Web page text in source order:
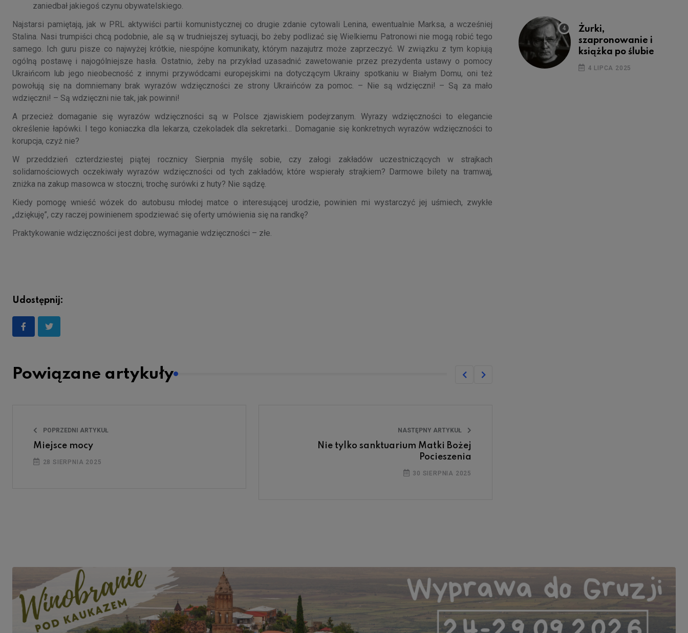
zaniedbał jakiegoś czynu obywatelskiego.
Najstarsi pamiętają, jak w PRL aktywiści partii komunistycznej co drugie zdanie cytowali Lenina, ewentualnie Marksa, a wcześniej
Stalina. Nasi trumpiści chcą podobnie, ale są w trudniejszej sytuacji, bo żeby podlizać się Wielkiemu Patronowi nie mogą robić tego
samego. Ich guru pisze co najwyżej krótkie, niespójne komunikaty, którym nazajutrz może zaprzeczyć. W związku z tym kopiują
ogólną postawę i najogólniejsze hasła. Ostatnio, żeby na przykład uzasadnić zawetowanie przez prezydenta ustawy o pomocy
Ukraińcom lub jego nieobecność z innymi przywódcami europejskimi na dotyczącym Ukrainy spotkaniu w Białym Domu, oni też
powołują się na domniemany brak wyrazów wdzięczności ze strony Ukraińców za pomoc. – Nie są wdzięczni! – Są za mało
wdzięczni! – Są wdzięczni nie tak, jak powinni!
A przecież domaganie się wyrazów wdzięczności są w Polsce zjawiskiem podejrzanym. Wyrazy wdzięczności to elegancie
określenie łapówki. I tego koniaczka dla lekarza, czekoladek dla sekretarki… Domaganie się konkretnych wyrazów wdzięczności to
korupcja, czyż nie?
W przeddzień czterdziestej piątej rocznicy Sierpnia myślę sobie, czy załogi zakładów uczestniczących w strajkach
solidarnościowych oczekiwały wyrazów wdzięczności od tych zakładów, które wspierały strajkiem? Darmowe bilety na tramwaj,
zniżka na zakup masowca w stoczni, trochę surówki z huty? Nie sądzę.
Kiedy pomogę wnieść wózek do autobusu młodej matce o interesującej urodzie, powinien mi wystarczyć jej uśmiech, zwykłe
„dziękuję”, czy raczej powinienem spodziewać się oferty umówienia się na randkę?
Praktykowanie wdzięczności jest dobre, wymaganie wdzięczności – złe.
Udostępnij:
Powiązane artykuły
POPRZEDNI ARTYKUŁ
Miejsce mocy
28 SIERPNIA 2025
NASTĘPNY ARTYKUŁ
Nie tylko sanktuarium Matki Bożej
Pocieszenia
30 SIERPNIA 2025
Żurki,
szapronowanie i
książka po ślubie
4 LIPCA 2025